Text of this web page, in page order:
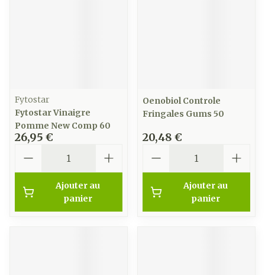
Fytostar
Fytostar Vinaigre
Pomme New Comp 60
26,95 €
Ajouter au
panier
Oenobiol Controle
Fringales Gums 50
20,48 €
Ajouter au
panier